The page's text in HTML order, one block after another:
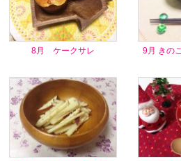
8月 ケークサレ 9月 きの